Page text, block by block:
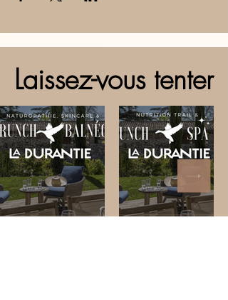
Laissez-vous tenter
Laissez-vous tenter